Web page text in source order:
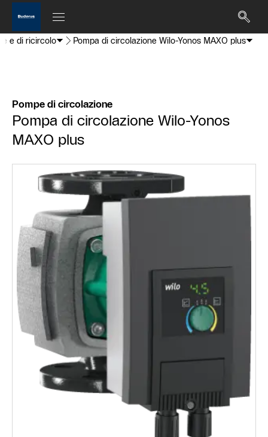
e di ricircolo Pompa di circolazione Wilo-Yonos MAXO plus
Pompe di circolazione
Pompa di circolazione Wilo-Yonos
MAXO plus